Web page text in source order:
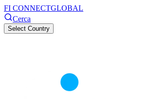
FI CONNECTGLOBAL
Cerca
Select Country